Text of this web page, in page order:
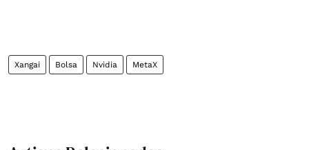
Xangai Bolsa Nvidia MetaX